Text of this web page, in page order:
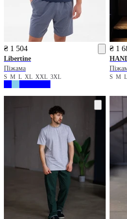
₴ 1 504
Libertine
Піжама
S M L XL XXL 3XL
₴ 1
SM